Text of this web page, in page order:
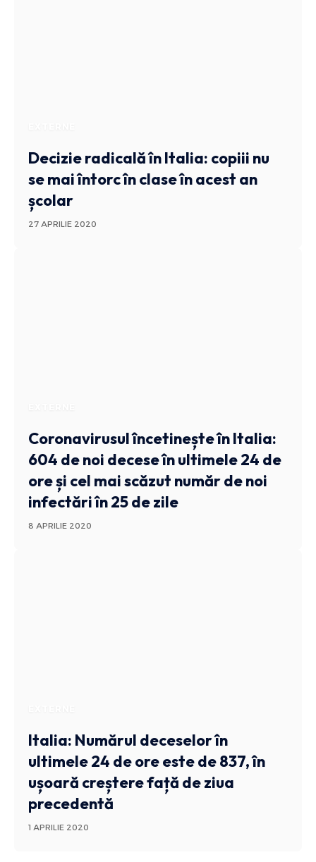
Decizie radicală în Italia: copiii nu
se mai întorc în clase în acest an
școlar
27 APRILIE 2020
Coronavirusul încetinește în Italia:
604 de noi decese în ultimele 24 de
ore și cel mai scăzut număr de noi
infectări în 25 de zile
8 APRILIE 2020
Italia: Numărul deceselor în
ultimele 24 de ore este de 837, în
ușoară creștere față de ziua
precedentă
1 APRILIE 2020